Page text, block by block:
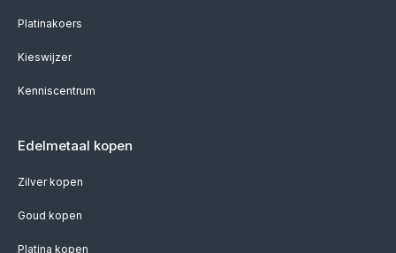
Platinakoers
Kieswijzer
Kenniscentrum
Edelmetaal kopen
Zilver kopen
Goud kopen
Platina kopen